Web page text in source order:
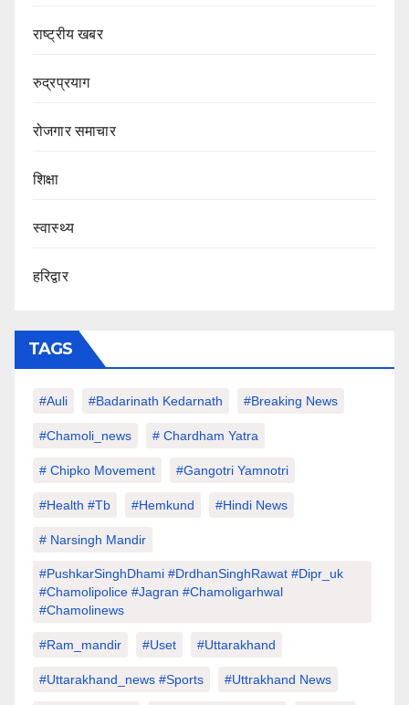
राष्ट्रीय खबर
रुद्रप्रयाग
रोजगार समाचार
शिक्षा
स्वास्थ्य
हरिद्वार
TAGS
#auli #Badarinath Kedarnath #Breaking News
#chamoli_news # Chardham Yatra
# Chipko Movement #Gangotri Yamnotri
#Health #tb #hemkund #hindi News
# Narsingh Mandir
#PushkarSinghDhami #drdhanSinghRawat #dipr_uk
#chamolipolice #Jagran #chamoligarhwal
#chamolinews
#Ram_mandir #uset #uttarakhand
#Uttarakhand_news #sports #Uttrakhand News